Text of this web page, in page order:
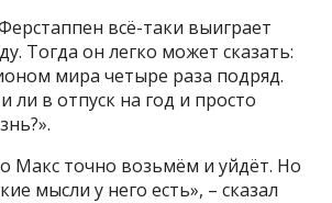
всё-таки выиграет
Тогда он легко может сказать:
мира четыре раза подряд.
ли в отпуск на год и просто
Макс точно возьмём и уйдёт. Но
мысли у него есть», – сказал